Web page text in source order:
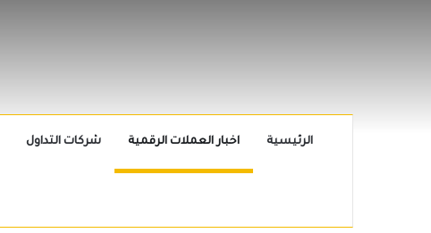
الرئيسية اخبار العملات الرقمية شركات التداول